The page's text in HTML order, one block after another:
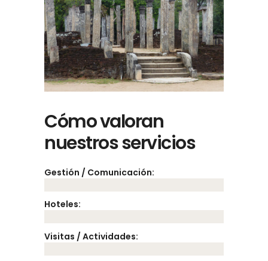
Cómo valoran
nuestros servicios
Gestión / Comunicación:
Hoteles:
Visitas / Actividades: